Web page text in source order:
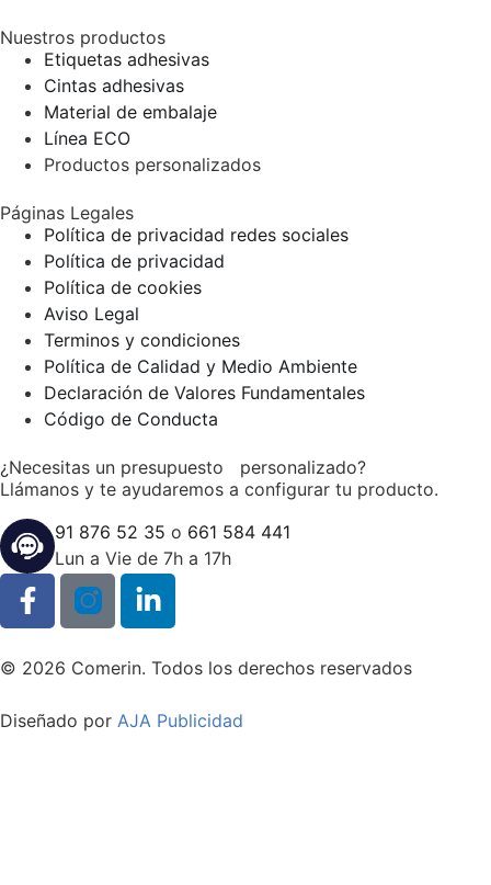
Nuestros productos
Etiquetas adhesivas
Cintas adhesivas
Material de embalaje
Línea ECO
Productos personalizados
Páginas Legales
Política de privacidad redes sociales
Política de privacidad
Política de cookies
Aviso Legal
Terminos y condiciones
Política de Calidad y Medio Ambiente
Declaración de Valores Fundamentales
Código de Conducta
¿Necesitas un presupuesto personalizado?
Llámanos y te ayudaremos a configurar tu producto.
91 876 52 35 o 661 584 441
Lun a Vie de 7h a 17h
© 2026 Comerin. Todos los derechos reservados
Diseñado por AJA Publicidad